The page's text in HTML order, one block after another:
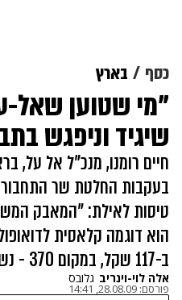
כסף בארץ
"מי שטוען שאל-
שיגיד וניפגש
חיים רומנו, מנכ"ל אל על,
בעקבות החלטת שר
טיסות לאילת: "המאבק
הוא דוגמה קלאסית
ב-117 שקל, במקום 370 - נשמע אטרקטיבי"
אלה לוי-וינריב גלובס
פורסם: 28.08.09, 14:41